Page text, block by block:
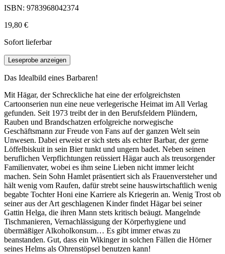
ISBN: 9783968042374
19,80 €
Sofort lieferbar
Leseprobe anzeigen
Das Idealbild eines Barbaren!
Mit Hägar, der Schreckliche hat eine der erfolgreichsten
Cartoonserien nun eine neue verlegerische Heimat im All Verlag
gefunden. Seit 1973 treibt der in den Berufsfeldern Plündern,
Rauben und Brandschatzen erfolgreiche norwegische
Geschäftsmann zur Freude von Fans auf der ganzen Welt sein
Unwesen. Dabei erweist er sich stets als echter Barbar, der gerne
Löffelbiskuit in sein Bier tunkt und ungern badet. Neben seinen
beruflichen Verpflichtungen reüssiert Hägar auch als treusorgender
Familienvater, wobei es ihm seine Lieben nicht immer leicht
machen. Sein Sohn Hamlet präsentiert sich als Frauenversteher und
hält wenig vom Raufen, dafür strebt seine hauswirtschaftlich wenig
begabte Tochter Honi eine Karriere als Kriegerin an. Wenig Trost ob
seiner aus der Art geschlagenen Kinder findet Hägar bei seiner
Gattin Helga, die ihren Mann stets kritisch beäugt. Mangelnde
Tischmanieren, Vernachlässigung der Körperhygiene und
übermäßiger Alkoholkonsum… Es gibt immer etwas zu
beanstanden. Gut, dass ein Wikinger in solchen Fällen die Hörner
seines Helms als Ohrenstöpsel benutzen kann!